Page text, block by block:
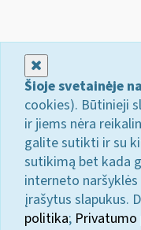
Šioje svetainėje
cookies). Būtinieji
ir jiems nėra
galite sutikti ir su
sutikimą bet kada
interneto
įrašytus slapukus.
politika;